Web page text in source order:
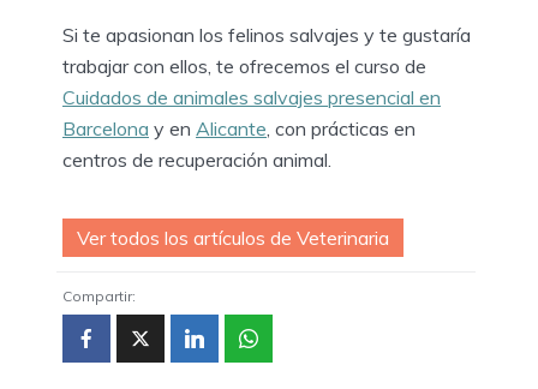
Si te apasionan los felinos salvajes y te gustaría
trabajar con ellos, te ofrecemos el curso de
Cuidados de animales salvajes presencial en
Barcelona y en Alicante, con prácticas en
centros de recuperación animal.
Ver todos los artículos de Veterinaria
Compartir: